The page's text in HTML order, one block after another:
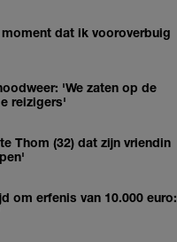
dat ik vooroverbuig
'We zaten op de
reizigers'
Thom (32) dat zijn vriendin
om erfenis van 10.000 euro: